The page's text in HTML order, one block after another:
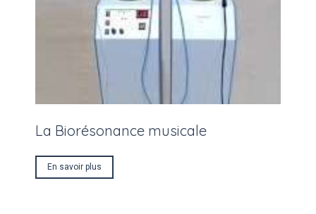
La Biorésonance musicale
En savoir plus